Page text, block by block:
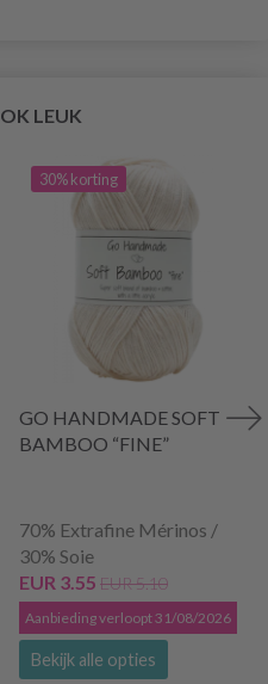
LEUK
30% korting
GO HANDMADE SOFT
BAMBOO “FINE”
70% Extrafine Mérinos /
30% Soie
EUR 3.55 EUR 5.10
Aanbieding verloopt 31/08/2026
Bekijk alle opties